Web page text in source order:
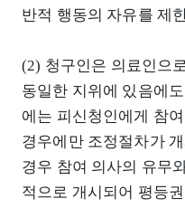
반적 행동의 자유를 제
(2) 청구인은 의료인으
동일한 지위에 있음에
에는 피신청인에게 참
경우에만 조정절차가
경우 참여 의사의 유무
적으로 개시되어 평등